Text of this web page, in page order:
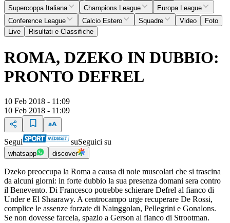
Supercoppa Italiana
Champions League
Europa League
Conference League
Calcio Estero Squadre Video
Foto
Live
Risultati e Classifiche
ROMA, DZEKO IN DUBBIO:
PRONTO DEFREL
10 Feb 2018 - 11:09
10 Feb 2018 - 11:09
Segui suSeguici su
whatsapp discover
Dzeko preoccupa la Roma a causa di noie muscolari che si trascina
da alcuni giorni: in forte dubbio la sua presenza domani sera contro
il Benevento. Di Francesco potrebbe schierare Defrel al fianco di
Under e El Shaarawy. A centrocampo urge recuperare De Rossi,
complice le assenze forzate di Nainggolan, Pellegrini e Gonalons.
Se non dovesse farcela, spazio a Gerson al fianco di Strootman.